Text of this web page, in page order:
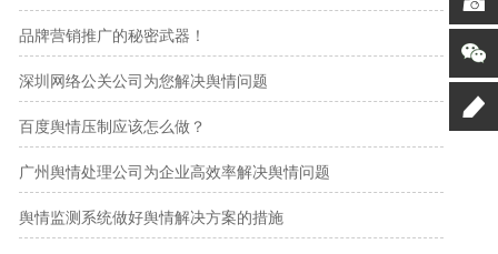
品牌营销推广的秘密武器！
深圳网络公关公司为您解决舆情问题
百度舆情压制应该怎么做？
广州舆情处理公司为企业高效率解决舆情问题
舆情监测系统做好舆情解决方案的措施